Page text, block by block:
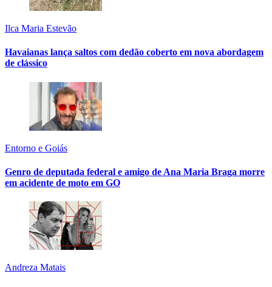
Ilca Maria Estevão
Havaianas lança saltos com dedão coberto em nova abordagem
de clássico
Entorno e Goiás
Genro de deputada federal e amigo de Ana Maria Braga morre
em acidente de moto em GO
Andreza Matais